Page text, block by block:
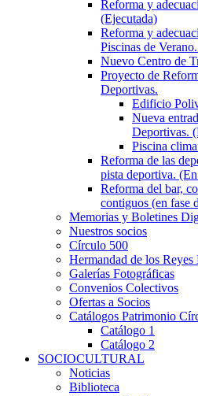
Reforma y
(Ejecutada)
Reforma y
Piscinas de
Nuevo Centro de
Proyecto de
Deportivas.
Edificio
Nueva
Deportivas.
Piscina
Reforma de las
pista deportiva.
Reforma del bar,
contiguos (en fase
Memorias y Boletines
Nuestros socios
Círculo 500
Hermandad de los Reyes
Galerías Fotográficas
Convenios Colectivos
Ofertas a Socios
Catálogos Patrimonio
Catálogo 1
Catálogo 2
SOCIOCULTURAL
Noticias
Biblioteca